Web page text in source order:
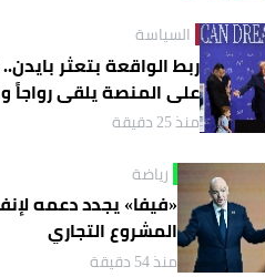
السياسة
ربط الواقعة بتعثر
على المنصة يلقى رواجاً
منذ 25 دقيقة
رياضة
«فيفا» يجدد دعمه
المشروع التجاري
منذ 54 دقيقة